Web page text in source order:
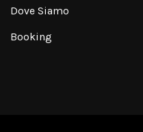
Dove Siamo
Booking